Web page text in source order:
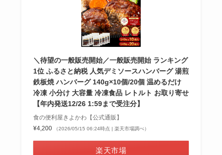
＼待望の一般販売開始／一般販売開始 ランキング
1位 ふるさと納税 人気デミソースハンバーグ 湯煎
鉄板焼 ハンバーグ 140g×10個/20個 温めるだけ
冷凍 小分け 大容量 冷凍食品 レトルト お取り寄せ
【年内発送12/26 1:59まで受注分】
食の便利屋きよかわ【公式通販】
¥4,200
（2026/05/15 06:24時点 | 楽天市場調べ）
楽天市場